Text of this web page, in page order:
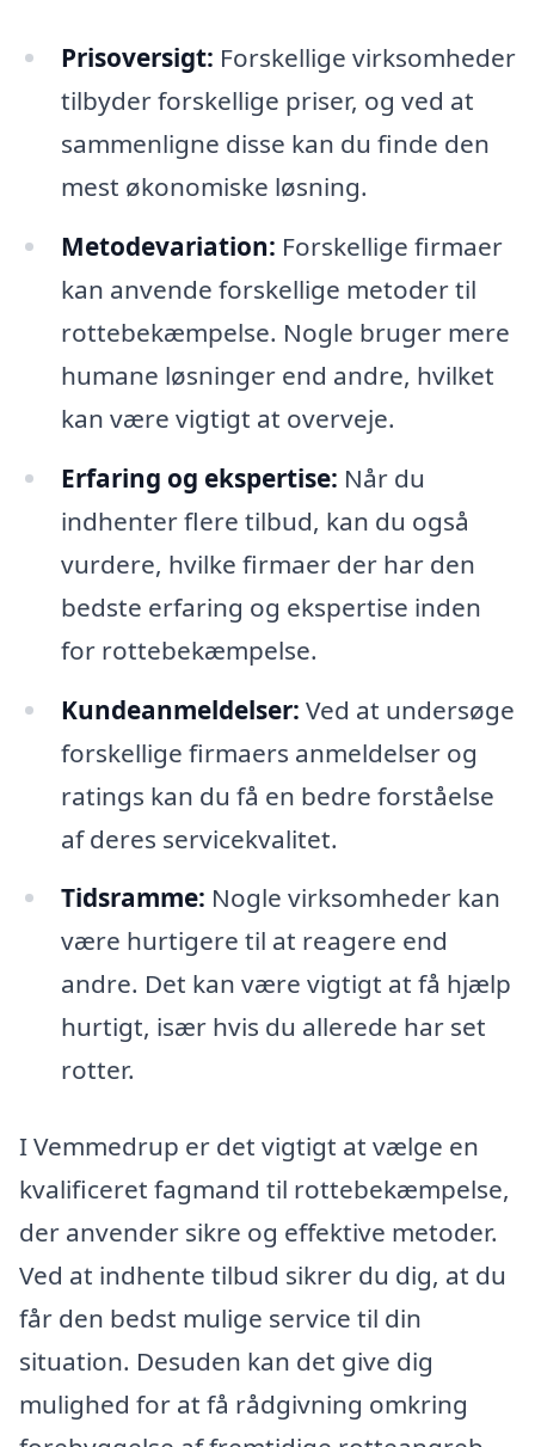
Prisoversigt: Forskellige virksomheder
tilbyder forskellige priser, og ved at
sammenligne disse kan du finde den
mest økonomiske løsning.
Metodevariation: Forskellige firmaer
kan anvende forskellige metoder til
rottebekæmpelse. Nogle bruger mere
humane løsninger end andre, hvilket
kan være vigtigt at overveje.
Erfaring og ekspertise: Når du
indhenter flere tilbud, kan du også
vurdere, hvilke firmaer der har den
bedste erfaring og ekspertise inden
for rottebekæmpelse.
Kundeanmeldelser: Ved at undersøge
forskellige firmaers anmeldelser og
ratings kan du få en bedre forståelse
af deres servicekvalitet.
Tidsramme: Nogle virksomheder kan
være hurtigere til at reagere end
andre. Det kan være vigtigt at få hjælp
hurtigt, især hvis du allerede har set
rotter.
I Vemmedrup er det vigtigt at vælge en
kvalificeret fagmand til rottebekæmpelse,
der anvender sikre og effektive metoder.
Ved at indhente tilbud sikrer du dig, at du
får den bedst mulige service til din
situation. Desuden kan det give dig
mulighed for at få rådgivning omkring